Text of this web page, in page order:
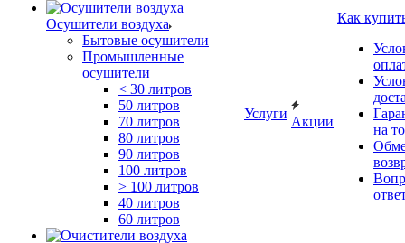
Осушители воздуха
Бытовые осушители
Промышленные
осушители
< 30 литров
50 литров
70 литров
80 литров
90 литров
100 литров
> 100 литров
40 литров
60 литров
Услуги
Акции
Как
на